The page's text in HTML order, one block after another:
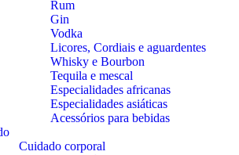
Rum
Gin
Vodka
Licores, Cordiais e aguardentes
Whisky e Bourbon
Tequila e mescal
Especialidades africanas
Especialidades asiáticas
Acessórios para bebidas
Cuidado corporal